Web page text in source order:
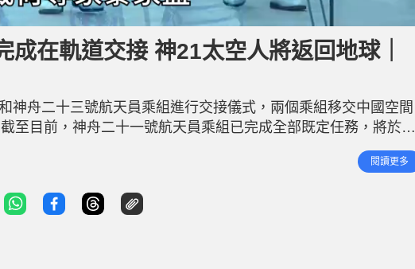
在軌道交接 神21太空人將返回地球｜
神舟二十三號航天員乘組進行交接儀式，兩個乘組移交中國空間
至目前，神舟二十一號航天員乘組已完成全部既定任務，將於近
。 目前，著陸場及各參試系統正在緊鑼密鼓做好迎接航天員回家
列 神舟二十三號載人飛船於5月24日發射升空，5月25日凌晨
閱讀更多